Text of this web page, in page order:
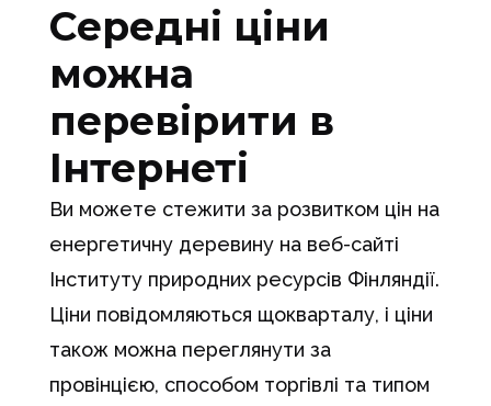
Середні ціни
можна
перевірити в
Інтернеті
Ви можете стежити за розвитком цін на
енергетичну деревину на веб-сайті
Інституту природних ресурсів Фінляндії.
Ціни повідомляються щокварталу, і ціни
також можна переглянути за
провінцією, способом торгівлі та типом